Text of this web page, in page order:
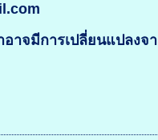
าจมีการเปลี่ยนแปลง